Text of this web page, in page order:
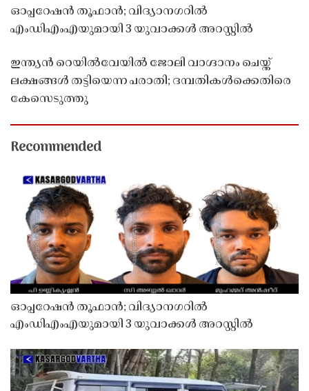
ഓപ്പറേഷൻ തൂഫാൻ; വിദ്യാനഗറിൽ
എംഡിഎംഎയുമായി 3 യുവാക്കൾ അറസ്റ്റിൽ
ഇന്ത്യൻ റെയിൽവേയിൽ ജോലി വാഗ്ദാനം ചെയ്ത്
ലക്ഷങ്ങൾ തട്ടിയെന്ന പരാതി; ദമ്പതികൾക്കെതിരെ
കേസെടുത്തു
Recommended
ഓപ്പറേഷൻ തൂഫാൻ; വിദ്യാനഗറിൽ
എംഡിഎംഎയുമായി 3 യുവാക്കൾ അറസ്റ്റിൽ